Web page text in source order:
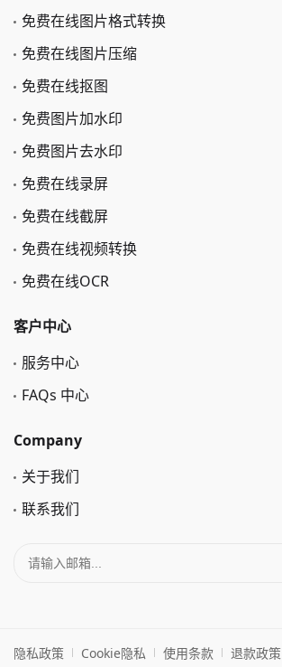
免费在线图片格式转换
免费在线图片压缩
免费在线抠图
免费图片加水印
免费图片去水印
免费在线录屏
免费在线截屏
免费在线视频转换
免费在线OCR
客户中心
服务中心
FAQs 中心
Company
关于我们
联系我们
隐私政策 Cookie隐私 使用条款 退款政策